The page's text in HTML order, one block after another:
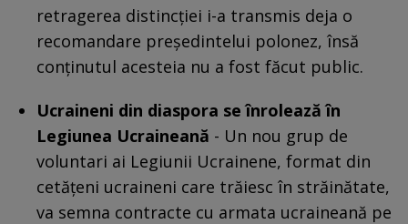
retragerea distincției i-a transmis deja o
recomandare președintelui polonez, însă
conținutul acesteia nu a fost făcut public.
Ucraineni din diaspora se înrolează în
Legiunea Ucraineană - Un nou grup de
voluntari ai Legiunii Ucrainene, format din
cetățeni ucraineni care trăiesc în străinătate,
va semna contracte cu armata ucraineană pe